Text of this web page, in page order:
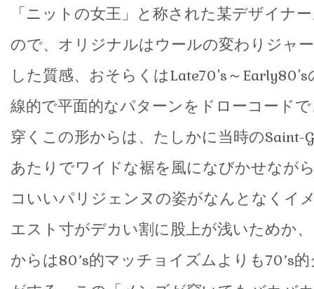
「ニットの女王」と称された某デザイナ
ので、オリジナルはウールの変わりジャ
した質感、おそらくはLate70's～
線的で平面的なパターンをドローコード
穿くこの形からは、たしかに当時のSaint-
あたりでワイドな裾を風になびかせなが
コいいパリジェンヌの姿がなんとなくイ
エスト寸がデカい割に股上が浅いためか
からは80’s的マッチョイズムよりも70’s